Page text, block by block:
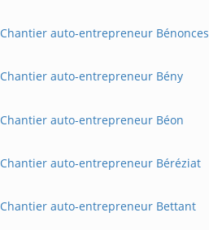
Chantier auto-entrepreneur Bénonces
Chantier auto-entrepreneur Bény
Chantier auto-entrepreneur Béon
Chantier auto-entrepreneur Béréziat
Chantier auto-entrepreneur Bettant